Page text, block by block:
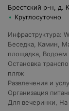
Брестский р-н, д.
Круглосуточно
Инфраструктура:
Беседка Камин
площадка Водоем
Остановка
пляж
Развлечения и
Организация
Для вечеринки